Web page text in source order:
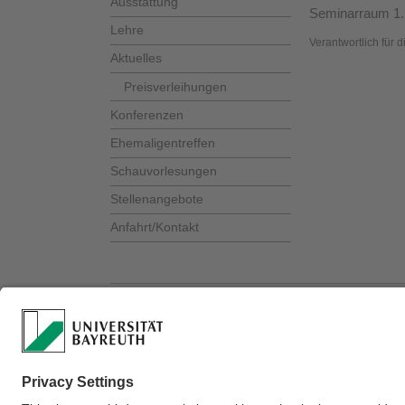
Lehre
Aktuelles
Preisverleihungen
Konferenzen
Ehemaligentreffen
Schauvorlesungen
Stellenangebote
Anfahrt/Kontakt
Seminarraum
Verantwortlich für